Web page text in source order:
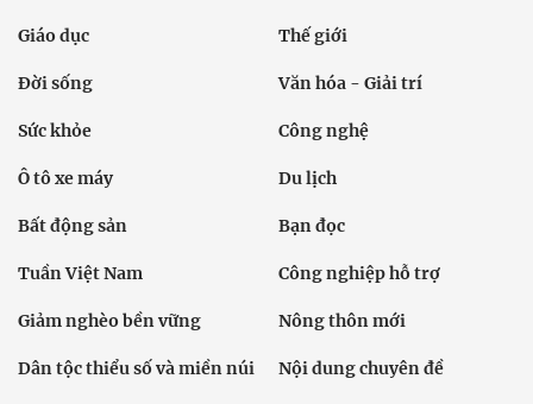
Giáo dục Thế giới
Đời sống Văn hóa - Giải trí
Sức khỏe Công nghệ
Ô tô xe máy Du lịch
Bất động sản Bạn đọc
Tuần Việt Nam Công nghiệp hỗ trợ
Giảm nghèo bền vững Nông thôn mới
Dân tộc thiểu số và miền núi Nội dung chuyên đề